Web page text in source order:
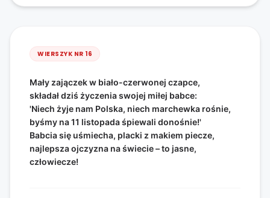
WIERSZYK NR 16
Mały zajączek w biało-czerwonej czapce,
składał dziś życzenia swojej miłej babce:
'Niech żyje nam Polska, niech marchewka rośnie,
byśmy na 11 listopada śpiewali donośnie!'
Babcia się uśmiecha, placki z makiem piecze,
najlepsza ojczyzna na świecie – to jasne,
człowiecze!